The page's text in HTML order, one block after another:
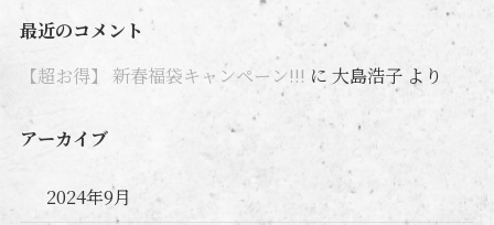
最近のコメント
【超お得】 新春福袋キャンペーン!!! に 大島浩子より
アーカイブ
2024年9月